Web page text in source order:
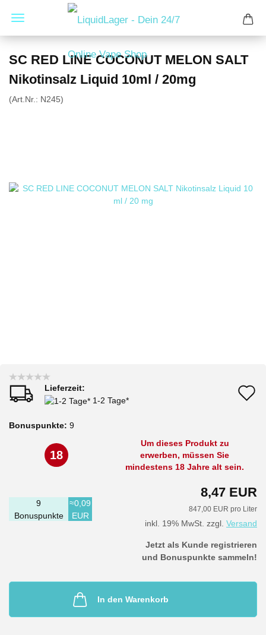
SC RED LINE COCONUT MELON SALT
Nikotinsalz Liquid 10ml / 20mg
(Art.Nr.: N245)
Lieferzeit:
1-2 Tage*
Bonuspunkte: 9
18
Um dieses Produkt zu
erwerben, müssen Sie
mindestens 18 Jahre alt sein.
8,47 EUR
847,00 EUR pro Liter
inkl. 19% MwSt. zzgl. Versand
9
Bonuspunkte
≈0,09
EUR
Jetzt als Kunde registrieren
und Bonuspunkte sammeln!
In den Warenkorb